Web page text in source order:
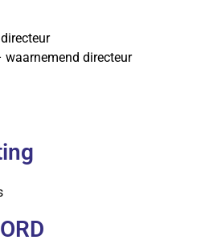
waarnemend directeur